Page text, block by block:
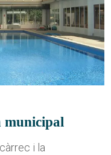
municipal
i la